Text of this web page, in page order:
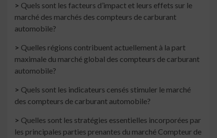
> Quels sont les facteurs d’impact et leurs effets sur le
marché des marchés des compteurs de carburant
automobile?
> Quelles régions contribuent actuellement à la part
maximale du marché global des compteurs de carburant
automobile?
> Quels sont les indicateurs censés stimuler le marché
des compteurs de carburant automobile?
> Quelles sont les stratégies essentielles incorporées par
les principales parties prenantes du marché Compteur de